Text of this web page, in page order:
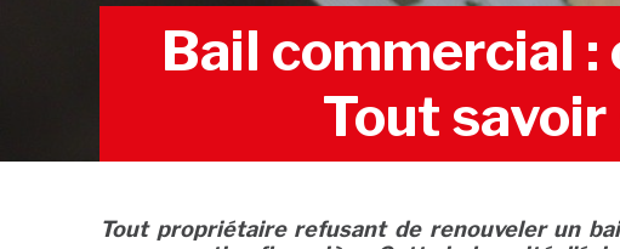
Bail commercial
Tout savoir
Tout propriétaire refusant de renouveler un